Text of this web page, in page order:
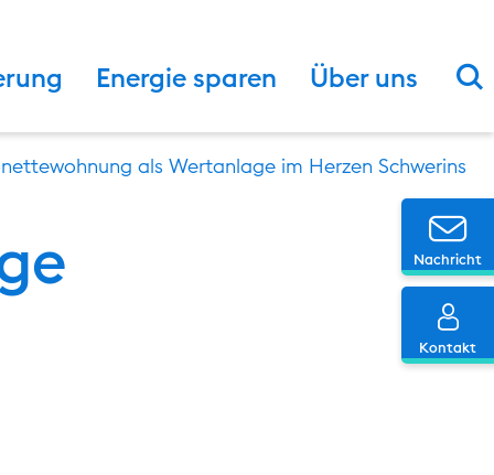
Energie sparen Über uns
als Wertanlage im Herzen Schwerins
Nachricht
Kontakt